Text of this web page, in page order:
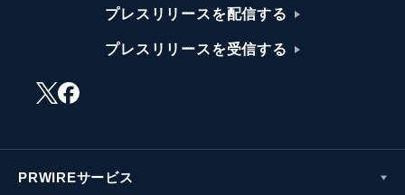
プレスリリースを配信する
プレスリリースを受信する
PRWIREサービス